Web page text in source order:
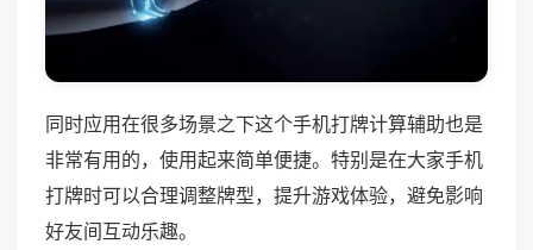
同时应用在很多场景之下这个手机打牌计算辅助也是
非常有用的，使用起来简单便捷。特别是在大家手机
打牌时可以合理调整牌型，提升游戏体验，避免影响
好友间互动乐趣。